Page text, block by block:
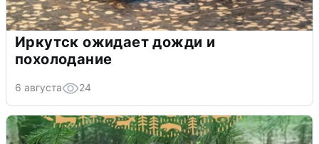
Иркутск ожидает дожди и
похолодание
6 августа 24